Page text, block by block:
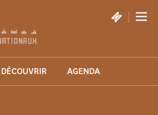
|
DÉCOUVRIR AGENDA